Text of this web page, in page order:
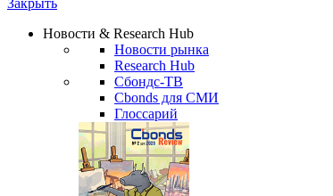
Надстройка XLS
Сбондс Люди
Новости & Research Hub
Новости рынка
Research Hub
Сбондс-ТВ
Cbonds для СМИ
Глоссарий